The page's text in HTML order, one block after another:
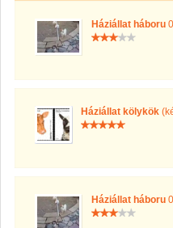
Háziállat háboru
Háziállat kölykök
Háziállat háboru